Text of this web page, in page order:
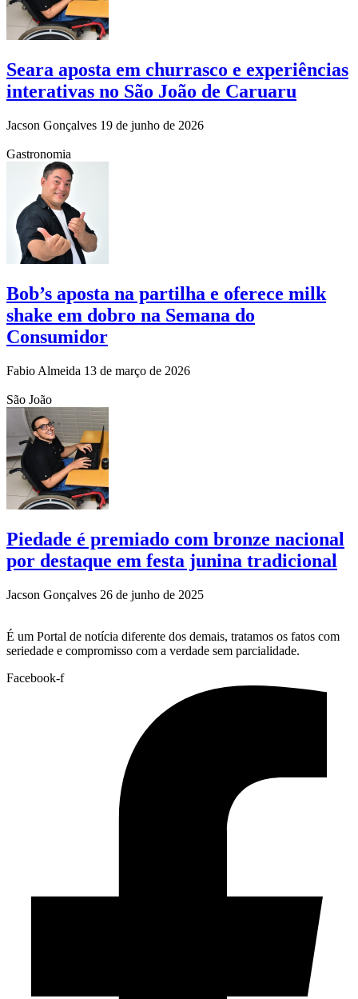
Seara aposta em churrasco e experiências
interativas no São João de Caruaru
Jacson Gonçalves 19 de junho de 2026
Gastronomia
Bob’s aposta na partilha e oferece milk
shake em dobro na Semana do
Consumidor
Fabio Almeida 13 de março de 2026
São João
Piedade é premiado com bronze nacional
por destaque em festa junina tradicional
Jacson Gonçalves 26 de junho de 2025
É um Portal de notícia diferente dos demais, tratamos os fatos com
seriedade e compromisso com a verdade sem parcialidade.
Facebook-f